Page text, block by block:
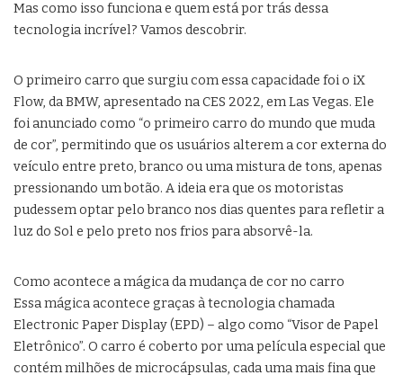
Mas como isso funciona e quem está por trás dessa
tecnologia incrível? Vamos descobrir.
O primeiro carro que surgiu com essa capacidade foi o iX
Flow, da BMW, apresentado na CES 2022, em Las Vegas. Ele
foi anunciado como “o primeiro carro do mundo que muda
de cor”, permitindo que os usuários alterem a cor externa do
veículo entre preto, branco ou uma mistura de tons, apenas
pressionando um botão. A ideia era que os motoristas
pudessem optar pelo branco nos dias quentes para refletir a
luz do Sol e pelo preto nos frios para absorvê-la.
Como acontece a mágica da mudança de cor no carro
Essa mágica acontece graças à tecnologia chamada
Electronic Paper Display (EPD) – algo como “Visor de Papel
Eletrônico”. O carro é coberto por uma película especial que
contém milhões de microcápsulas, cada uma mais fina que